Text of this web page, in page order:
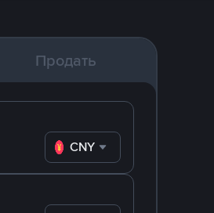
Продать
CNY